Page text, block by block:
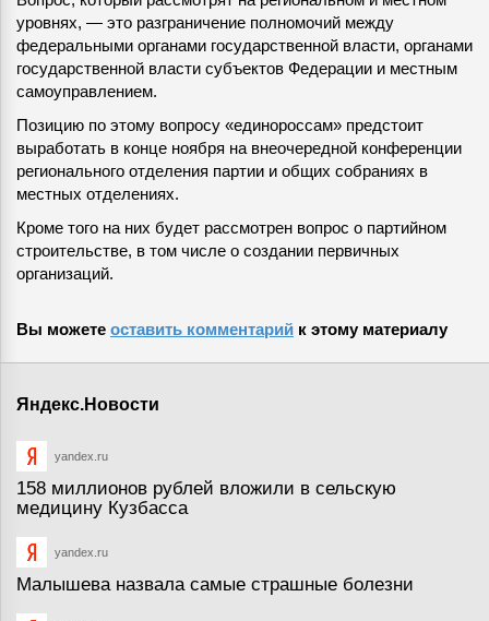
уровнях, — это разграничение полномочий между
федеральными органами государственной власти, органами
государственной власти субъектов Федерации и местным
самоуправлением.
Позицию по этому вопросу «единороссам» предстоит
выработать в конце ноября на внеочередной конференции
регионального отделения партии и общих собраниях в
местных отделениях.
Кроме того на них будет рассмотрен вопрос о партийном
строительстве, в том числе о создании первичных
организаций.
Вы можете оставить комментарий к этому материалу
Яндекс.Новости
yandex.ru
158 миллионов рублей вложили в сельскую
медицину Кузбасса
yandex.ru
Малышева назвала самые страшные болезни